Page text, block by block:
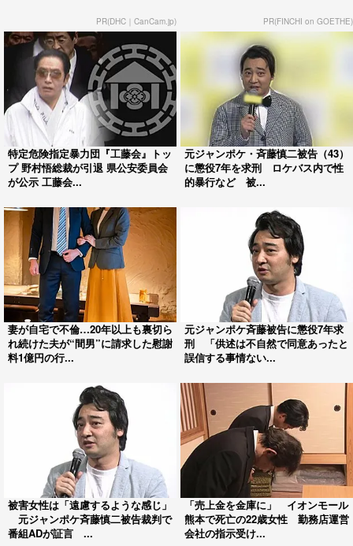
PR(DHC｜CanCam.jp) PR(FINCHI on GOETHE)
特定危険指定暴力団『工藤会』トッ
プ 野村悟総裁が引退 県公安委員会
が公示 工藤会...
元ジャンポケ・斉藤慎二被告（43）
に懲役7年を求刑 ロケバス内で性
的暴行など 被...
妻が自宅で不倫…20年以上も裏切ら
れ続けた夫が“間男”に請求した慰謝
料1億円の行...
元ジャンポケ斉藤被告に懲役7年求
刑 「供述は不自然で同意あったと
誤信する事情ない...
被害女性は「遠慮するような感じ」
元ジャンポケ斉藤慎二被告裁判で
番組ADが証言 ...
「売上金を金庫に」 イオンモール
熊本で死亡の22歳女性 勤務店運営
会社の指示受け...